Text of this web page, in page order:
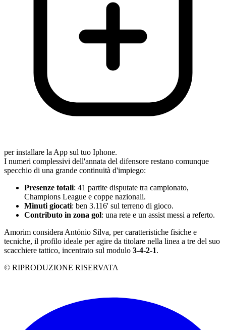
per installare la App sul tuo Iphone.
I numeri complessivi dell'annata del difensore restano comunque
specchio di una grande continuità d'impiego:
Presenze totali: 41 partite disputate tra campionato,
Champions League e coppe nazionali.
Minuti giocati: ben 3.116' sul terreno di gioco.
Contributo in zona gol: una rete e un assist messi a referto.
Amorim considera António Silva, per caratteristiche fisiche e
tecniche, il profilo ideale per agire da titolare nella linea a tre del suo
scacchiere tattico, incentrato sul modulo 3-4-2-1.
© RIPRODUZIONE RISERVATA